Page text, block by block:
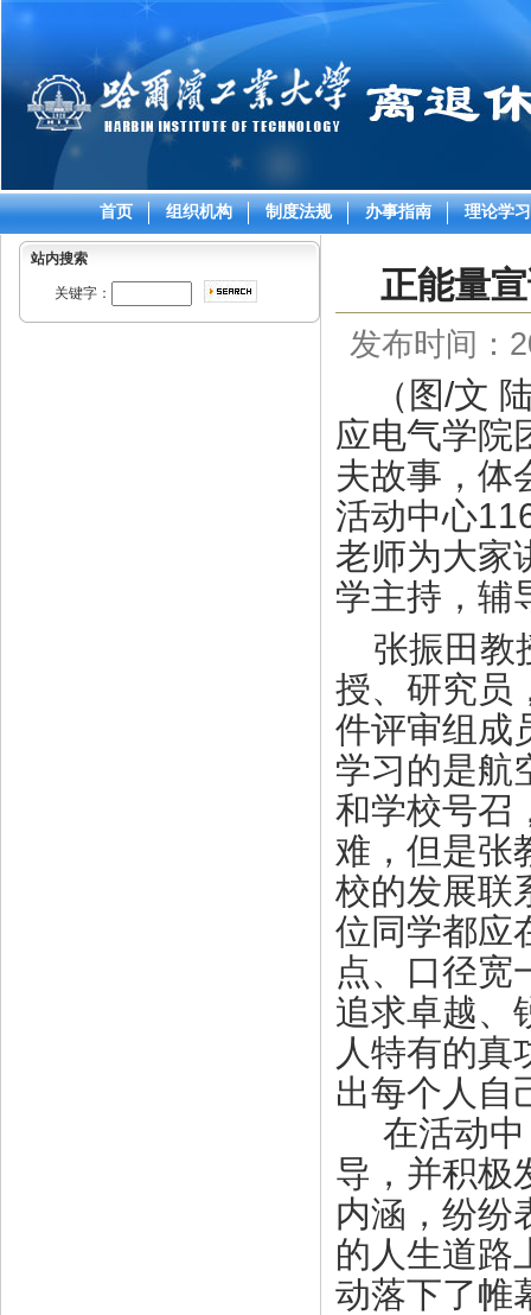
首页 组织机构 制度法规 办事指南 理论学习
站内搜索
关键字： 正能量
发布时间：
（图/文
应电气学院
夫故事，体
活动中心
老师为大家
学主持，辅
张振田教
授、研究员
件评审组成
学习的是航
和学校号召
难，但是张
校的发展联
位同学都应
点、 口径宽
追求卓越、
人特有的真
出每个人 自
在活动
导，并积极
内涵，纷纷
的人生道路
动落下了帷